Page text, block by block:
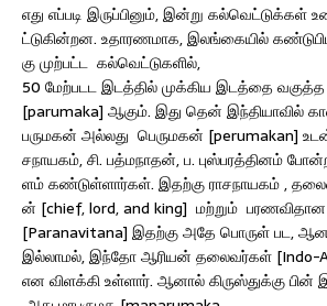
எது எப்படி இருப்பினும், இன்று
ட்டுகின்றன. உதாரணமாக, இலங்கையில்
கு முற்பட்ட கல்வெட்டுகளில்,
50 மேற்படட இடத்தில் முக்கிய இடத்தை வகுத்த
[parumaka] ஆகும். இது தென் இந்தியாவில்
பருமகன் அல்லது பெருமகன் [perumakan]
சநாயகம், சி. பத்மநாதன், ப. புஸ்பரத்தினம்
ளம் கண்டுள்ளார்கள். இதற்கு ராசநாயகம் ,
ன் [chief, lord, and king] மற்றும் பரணவிதான
[Paranavitana] இதற்கு அதே பொருள் பட,
இல்லாமல், இந்தோ ஆரியன் தலைவர்கள் [Indo-
என விளக்கி உள்ளார். ஆனால் கிருஸ்துக்கு பின்